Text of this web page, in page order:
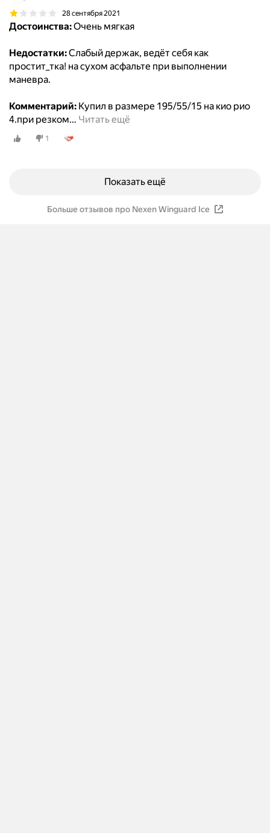
28 сентября 2021
Достоинства:Очень мягкая
Недостатки:Слабый держак, ведёт себя как
простит_тка! на сухом асфальте при выполнении
маневра.
Комментарий: Купил в размере 195/55/15 на кио рио
4.при резком… Читать ещё
1
Показать ещё
Больше отзывов про Nexen Winguard Ice